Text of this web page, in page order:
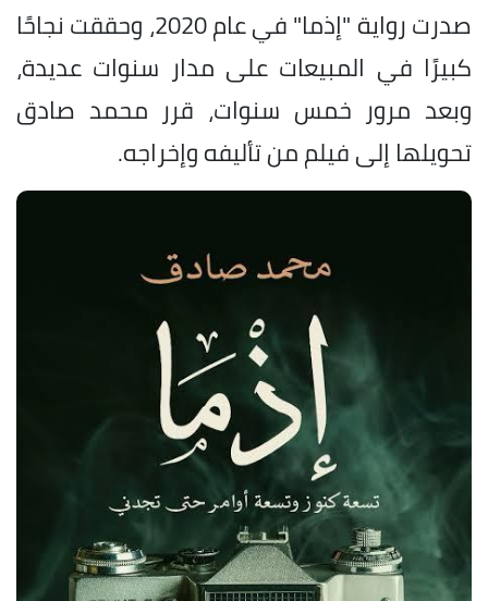
صدرت رواية "إذما" في عام 2020، وحققت نجاحًا
كبيرًا في المبيعات على مدار سنوات عديدة،
وبعد مرور خمس سنوات، قرر محمد صادق
تحويلها إلى فيلم من تأليفه وإخراجه.